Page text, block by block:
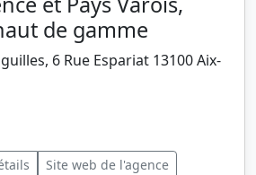
de gamme
6 Rue Espariat 13100 Aix-
Site web de l'agence